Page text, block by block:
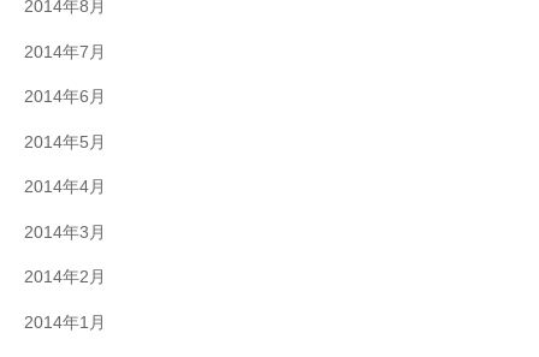
2014年8月
2014年7月
2014年6月
2014年5月
2014年4月
2014年3月
2014年2月
2014年1月